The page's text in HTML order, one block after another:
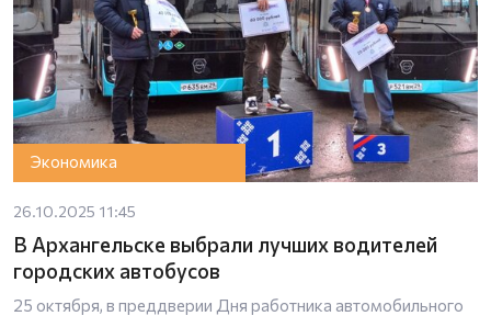
Экономика
26.10.2025 11:45
В Архангельске выбрали лучших водителей
городских автобусов
25 октября, в преддверии Дня работника автомобильного